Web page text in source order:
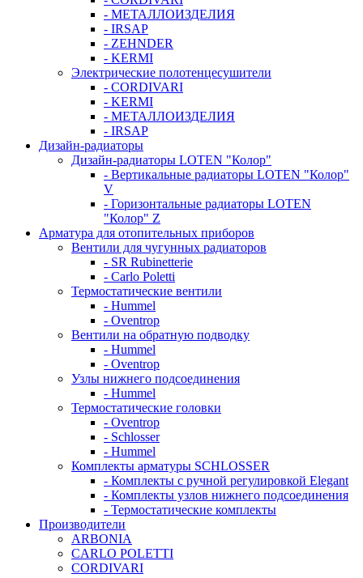
- МЕТАЛЛОИЗДЕЛИЯ
- IRSAP
- ZEHNDER
- KERMI
Электрические полотенцесушители
- CORDIVARI
- KERMI
- МЕТАЛЛОИЗДЕЛИЯ
- IRSAP
Дизайн-радиаторы
Дизайн-радиаторы LOTEN "Колор"
- Вертикальные радиаторы LOTEN "Колор"
V
- Горизонтальные радиаторы LOTEN
"Колор" Z
Арматура для отопительных приборов
Вентили для чугунных радиаторов
- SR Rubinetterie
- Carlo Poletti
Термостатические вентили
- Hummel
- Oventrop
Вентили на обратную подводку
- Hummel
- Oventrop
Узлы нижнего подсоединения
- Hummel
Термостатические головки
- Oventrop
- Schlosser
- Hummel
Комплекты арматуры SCHLOSSER
- Комплекты с ручной регулировкой Elegant
- Комплекты узлов нижнего подсоединения
- Термостатические комплекты
Производители
ARBONIA
CARLO POLETTI
CORDIVARI